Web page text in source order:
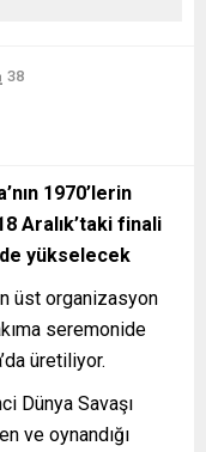
38
1970’lerin
Aralık’taki finali
yükselecek
üst organizasyon
seremonide
üretiliyor.
Dünya Savaşı
ve oynandığı